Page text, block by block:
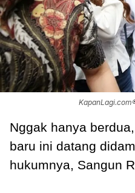
Nggak hanya
baru ini datang
hukumnya, Sangun